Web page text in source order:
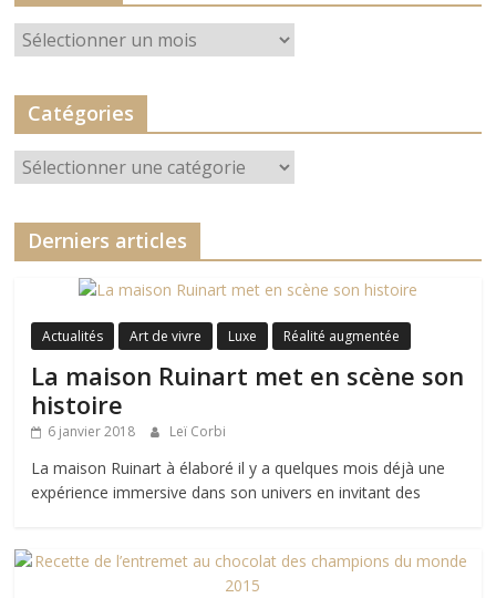
Archives
Catégories
Catégories
Derniers articles
Actualités Art de vivre Luxe Réalité augmentée
La maison Ruinart met en scène son
histoire
6 janvier 2018 Leï Corbi
La maison Ruinart à élaboré il y a quelques mois déjà une
expérience immersive dans son univers en invitant des